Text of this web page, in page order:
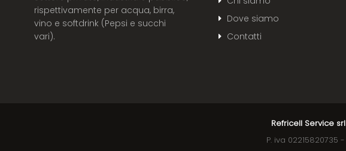
rispettivamente per acqua, birra,
vino e softdrink (Pepsi e succhi
vari).
Dove siamo
Contatti
Refricell Service srl
P. iva 02215820735 -